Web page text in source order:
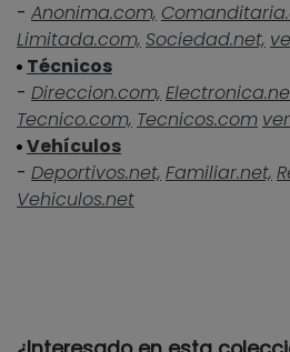
- Anonima.com,
Limitada.com, Sociedad.net,
Técnicos
- Direccion.com,
Tecnico.com, Tecnicos.com
Vehículos
- Deportivos.net, Familiar.net,
Vehiculos.net